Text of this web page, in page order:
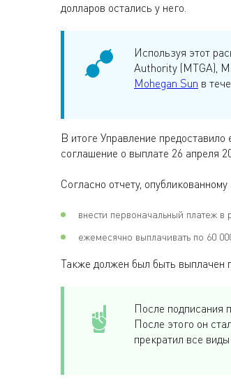
долларов остались у него.
Используя этот
Authority (MTGA),
Mohegan Sun в
В итоге Управление
соглашение о выплате 26 апреля
Согласно отчету,
внести первоначальный платеж
ежемесячно выплачивать по 60
Также должен был быть выплачен
После подписания
После этого он
прекратил все